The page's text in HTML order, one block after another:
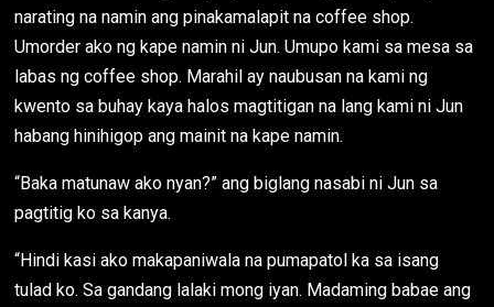
narating na namin ang pinakamalapit na coffee shop.
Umorder ako ng kape namin ni Jun. Umupo kami sa mesa sa
labas ng coffee shop. Marahil ay naubusan na kami ng
kwento sa buhay kaya halos magtitigan na lang kami ni Jun
habang hinihigop ang mainit na kape namin.
“Baka matunaw ako nyan?” ang biglang nasabi ni Jun sa
pagtitig ko sa kanya.
“Hindi kasi ako makapaniwala na pumapatol ka sa isang
tulad ko. Sa gandang lalaki mong iyan. Madaming babae ang